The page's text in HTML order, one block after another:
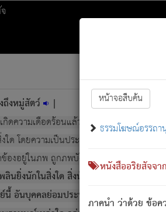
หน้าจอสืบค้น
ธรรมโฆษณ์อรรถา
หนังสืออริยสัจจา
ภาคนำ ว่าด้วย ข้อค
ถึงหมู่สัตว์ |
กิดความเดือดร้อนแล้ว มีผัสสะบังหน้า[1]ย่อ
ใด โดยความเป็นประการใด แต่สิ่งนั้นย่อมเป็
องอยู่ในภพ ถูกภพบังหน้าแล้ว มีภพโดยควา
ลินยิ่งนักในสิ่งใด สิ่งนั้นเป็นภัย (ที่เขาไม่รู้จัก)
นี้ อันบุคคลย่อมประพฤติ ก็เพื่อการละขาด